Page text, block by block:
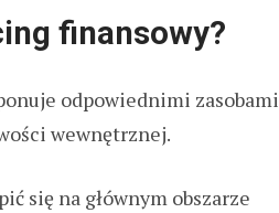
finansowy?
odpowiednimi zasobami
wewnętrznej.
się na głównym obszarze